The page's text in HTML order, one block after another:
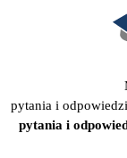
pytania i odpowiedzi
pytania i